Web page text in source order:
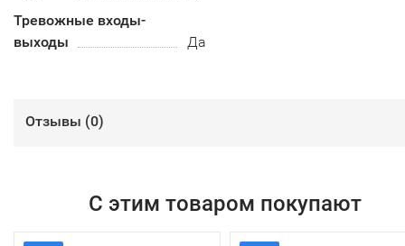
Тревожные входы-
выходы
Да
Отзывы (0)
С этим товаром покупают